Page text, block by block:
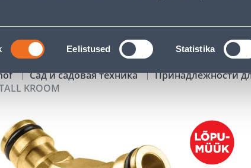
Eelistused Statistika
АКЦИИ КАТАЛОГИ АРЕНДА
Сад и садовая техника Принадлежности
KROOM